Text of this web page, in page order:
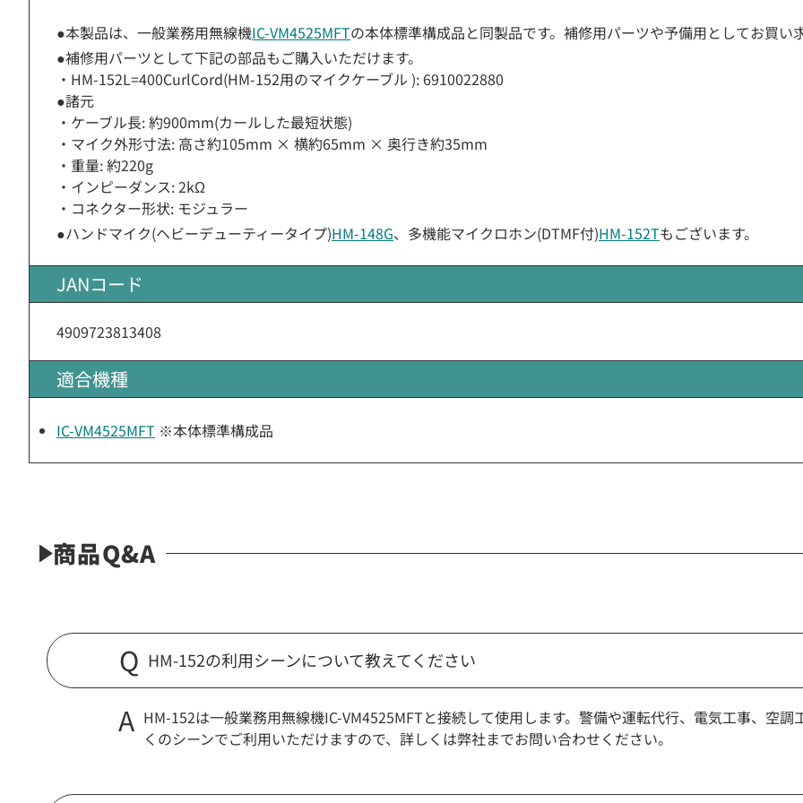
●本製品は、一般業務用無線機IC-VM4525MFTの本体標準構成品と同製品です。補修用パーツや予備用としてお買い
●補修用パーツとして下記の部品もご購入いただけます。
・HM-152L=400CurlCord(HM-152用のマイクケーブル ): 6910022880
●諸元
・ケーブル長: 約900mm(カールした最短状態)
・マイク外形寸法: 高さ約105mm × 横約65mm × 奥行き約35mm
・重量: 約220g
・インピーダンス: 2kΩ
・コネクター形状: モジュラー
●ハンドマイク(ヘビーデューティータイプ)HM-148G、多機能マイクロホン(DTMF付)HM-152Tもございます。
JANコード
4909723813408
適合機種
IC-VM4525MFT ※本体標準構成品
商品Q&A
HM-152の利用シーンについて教えてください
HM-152は一般業務用無線機IC-VM4525MFTと接続して使用します。警備や運転代行、電気工事、空
くのシーンでご利用いただけますので、詳しくは弊社までお問い合わせください。